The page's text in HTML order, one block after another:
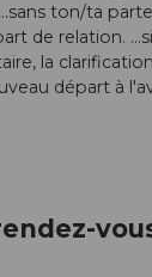
ton/ta
de relation.
la
départ à